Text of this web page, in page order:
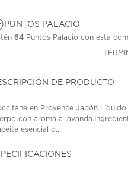
PUNTOS PALACIO
64 Puntos Palacio con esta
DE PRODUCTO
en Provence Jabón
con aroma a
esencial d...